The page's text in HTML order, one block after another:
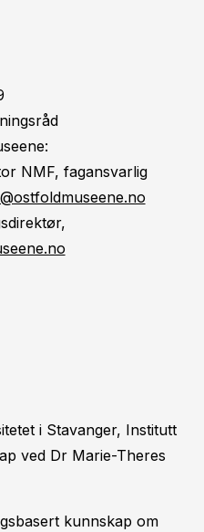
NMF, fagansvarlig
i Stavanger, Institutt
ved Dr Marie-Theres
kunnskap om